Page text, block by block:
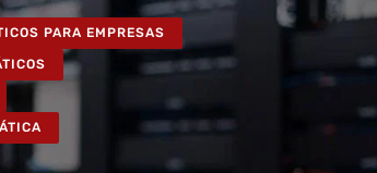
PARA EMPRESAS